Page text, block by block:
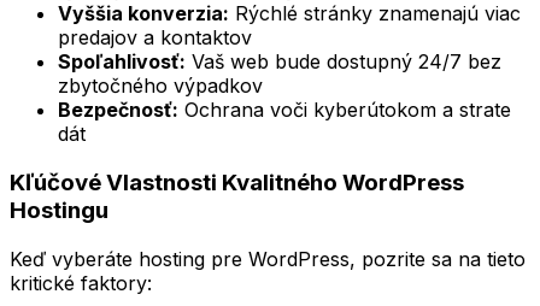
Vyššia konverzia: Rýchlé stránky znamenajú viac
predajov a kontaktov
Spoľahlivosť: Vaš web bude dostupný 24/7 bez
zbytočného výpadkov
Bezpečnosť: Ochrana voči kyberútokom a strate
dát
Kľúčové Vlastnosti Kvalitného WordPress
Hostingu
Keď vyberáte hosting pre WordPress, pozrite sa na tieto
kritické faktory: